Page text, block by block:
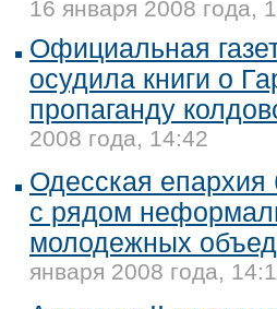
16 января 2008 года,
Официальная
осудила книги о
пропаганду
2008 года, 14:42
Одесская епархия
с рядом
молодежных
января 2008 года,